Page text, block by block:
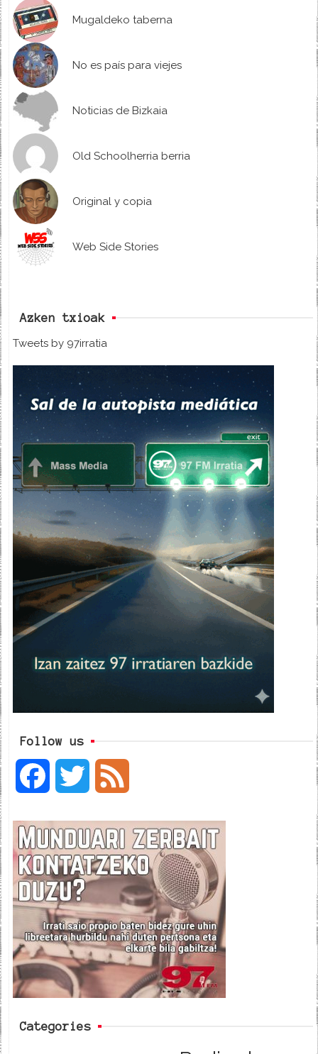
Mugaldeko taberna
No es país para viejes
Noticias de Bizkaia
Old Schoolherria berria
Original y copia
Web Side Stories
Azken txioak
Tweets by 97irratia
Follow us
c
e
b
o
o
i
t
t
e
e
d
Categories